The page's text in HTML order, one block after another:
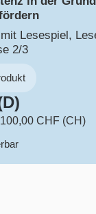
Lesespiel,
2/3
100,00 CHF (CH)